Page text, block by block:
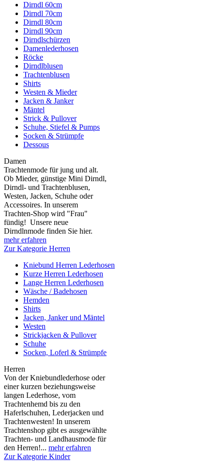
Dirndl 60cm
Dirndl 70cm
Dirndl 80cm
Dirndl 90cm
Dirndlschürzen
Damenlederhosen
Röcke
Dirndlblusen
Trachtenblusen
Shirts
Westen & Mieder
Jacken & Janker
Mäntel
Strick & Pullover
Schuhe, Stiefel & Pumps
Socken & Strümpfe
Dessous
Damen
Trachtenmode für jung und alt.
Ob Mieder, günstige Mini Dirndl,
Dirndl- und Trachtenblusen,
Westen, Jacken, Schuhe oder
Accessoires. In unserem
Trachten-Shop wird "Frau"
fündig! Unsere neue
Dirndlnmode finden Sie hier.
mehr erfahren
Zur Kategorie Herren
Kniebund Herren Lederhosen
Kurze Herren Lederhosen
Lange Herren Lederhosen
Wäsche / Badehosen
Hemden
Shirts
Jacken, Janker und Mäntel
Westen
Strickjacken & Pullover
Schuhe
Socken, Loferl & Strümpfe
Herren
Von der Kniebundlederhose oder
einer kurzen beziehungsweise
langen Lederhose, vom
Trachtenhemd bis zu den
Haferlschuhen, Lederjacken und
Trachtenwesten! In unserem
Trachtenshop gibt es ausgewählte
Trachten- und Landhausmode für
den Herren!... mehr erfahren
Zur Kategorie Kinder